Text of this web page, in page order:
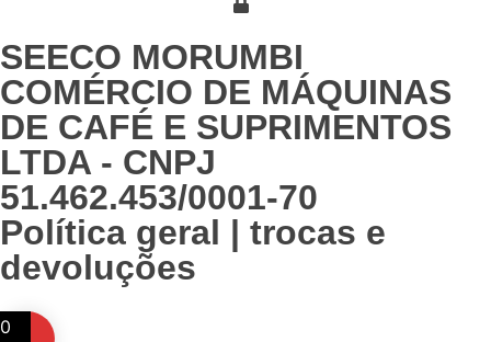
SEECO MORUMBI
COMÉRCIO DE MÁQUINAS
DE CAFÉ E SUPRIMENTOS
LTDA - CNPJ
51.462.453/0001-70
Política geral | trocas e
devoluções
0